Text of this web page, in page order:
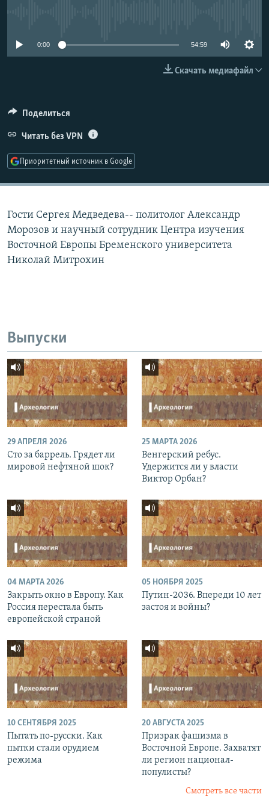
0:00 54:59
Скачать медиафайл
Поделиться
Читать без VPN
Приоритетный источник в Google
Гости Сергея Медведева-- политолог Александр
Морозов и научный сотрудник Центра изучения
Восточной Европы Бременского университета
Николай Митрохин
Выпуски
29 АПРЕЛЯ 2026
Сто за баррель. Грядет ли
мировой нефтяной шок?
25 МАРТА 2026
Венгерский ребус.
Удержится ли у власти
Виктор Орбан?
04 МАРТА 2026
Закрыть окно в Европу. Как
Россия перестала быть
европейской страной
05 НОЯБРЯ 2025
Путин-2036. Впереди 10 лет
застоя и войны?
10 СЕНТЯБРЯ 2025
Пытать по-русски. Как
пытки стали орудием
режима
20 АВГУСТА 2025
Призрак фашизма в
Восточной Европе. Захватят
ли регион национал-
популисты?
Смотреть все части